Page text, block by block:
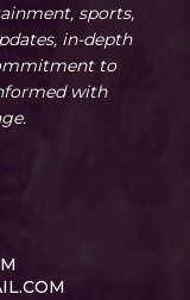
sports,
in-depth
to
with